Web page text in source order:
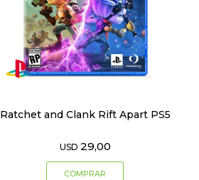
Ratchet and Clank Rift Apart PS5
USD 29,00